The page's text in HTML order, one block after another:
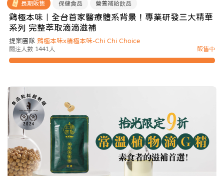
長期販售 保健食品 營養補給飲品
鷄極本味｜全台首家醫療體系背景！專業研發三大精華
系列 完整萃取滴滴滋補
提案團隊 鷄極本味x積極本味-Chi Chi Choice
關注人數 1441人 販售中